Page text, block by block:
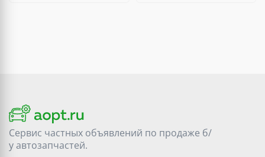
Сервис частных объявлений по продаже б/
уавтозапчастей.